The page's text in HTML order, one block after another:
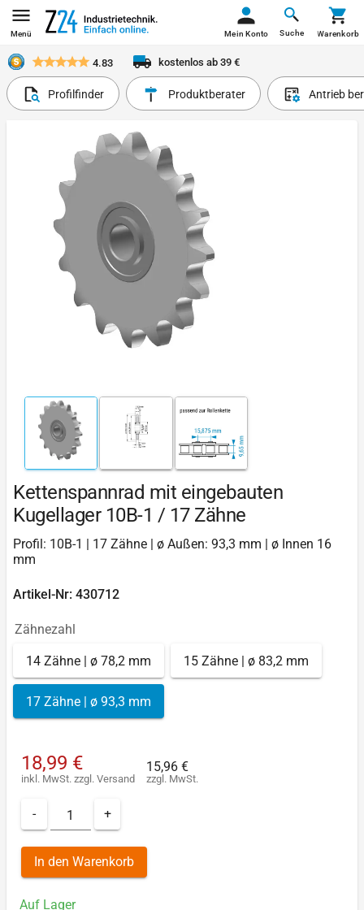
Menü Suche
Mein Konto Warenkorb
4.83 kostenlos ab 39 €
Profilfinder Produktberater Antrieb
Kettenspannrad mit eingebauten
Kugellager 10B-1 / 17 Zähne
Profil: 10B-1 | 17 Zähne | ø Außen: 93,3 mm | ø Innen 16
mm
Artikel-Nr: 430712
Zähnezahl
14 Zähne | ø 78,2 mm 15 Zähne | ø 83,2 mm
17 Zähne | ø 93,3 mm
18,99 €
inkl. MwSt. zzgl. Versand
15,96 €
zzgl. MwSt.
- +
In den Warenkorb
Auf Lager